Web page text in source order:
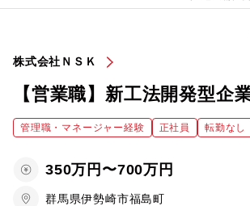
株式会社ＮＳＫ
【営業職】新工法開発型企
管理職・マネージャー経験 正社員 転勤なし
350万円〜700万円
群馬県伊勢崎市福島町